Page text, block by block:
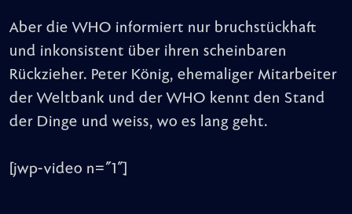
Aber die WHO informiert nur bruchstückhaft
und inkonsistent über ihren scheinbaren
Rückzieher. Peter König, ehemaliger Mitarbeiter
der Weltbank und der WHO kennt den Stand
der Dinge und weiss, wo es lang geht.
[jwp-video n="1"]